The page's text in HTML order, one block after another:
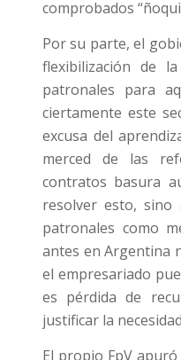
comprobados
Por su parte, el
flexibilización de
patronales para
ciertamente este
excusa del
merced de las
contratos basura
resolver esto, sino
patronales como
antes en Argentina
el empresariado
es pérdida de
justificar la
El propio FpV apuró